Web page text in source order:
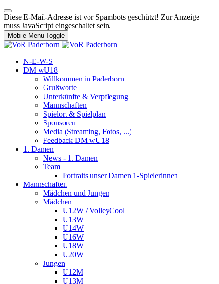
Diese E-Mail-Adresse ist vor Spambots geschützt! Zur Anzeige
muss JavaScript eingeschaltet sein.
Mobile Menu Toggle
N-E-W-S
DM wU18
Willkommen in Paderborn
Grußworte
Unterkünfte & Verpflegung
Mannschaften
Spielort & Spielplan
Sponsoren
Media (Streaming, Fotos, ...)
Feedback DM wU18
1. Damen
News - 1. Damen
Team
Portraits unser Damen 1-Spielerinnen
Mannschaften
Mädchen und Jungen
Mädchen
U12W / VolleyCool
U13W
U14W
U16W
U18W
U20W
Jungen
U12M
U13M